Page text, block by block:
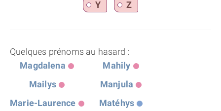
Y
Z
Quelques prénoms au hasard :
Magdalena
Mahily
Mailys
Manjula
Marie-Laurence
Matéhys